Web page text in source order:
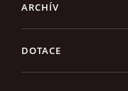
ARCHÍV
DOTACE